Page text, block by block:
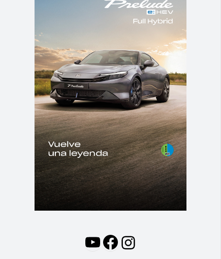
YouTube
Facebook
Instagram